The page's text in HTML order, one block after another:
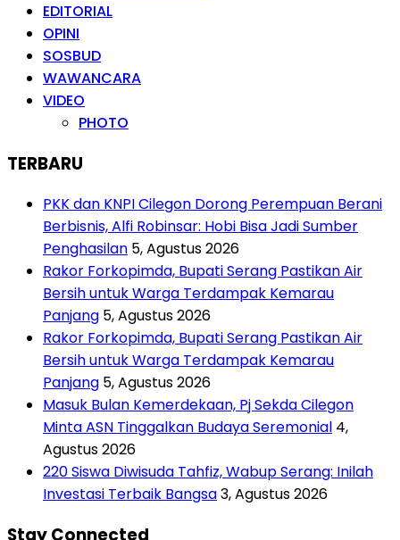
EDITORIAL
OPINI
SOSBUD
WAWANCARA
VIDEO
PHOTO
TERBARU
PKK dan KNPI Cilegon Dorong Perempuan Berani
Berbisnis, Alfi Robinsar: Hobi Bisa Jadi Sumber
Penghasilan 5, Agustus 2026
Rakor Forkopimda, Bupati Serang Pastikan Air
Bersih untuk Warga Terdampak Kemarau
Panjang 5, Agustus 2026
Rakor Forkopimda, Bupati Serang Pastikan Air
Bersih untuk Warga Terdampak Kemarau
Panjang 5, Agustus 2026
Masuk Bulan Kemerdekaan, Pj Sekda Cilegon
Minta ASN Tinggalkan Budaya Seremonial 4,
Agustus 2026
220 Siswa Diwisuda Tahfiz, Wabup Serang: Inilah
Investasi Terbaik Bangsa3, Agustus 2026